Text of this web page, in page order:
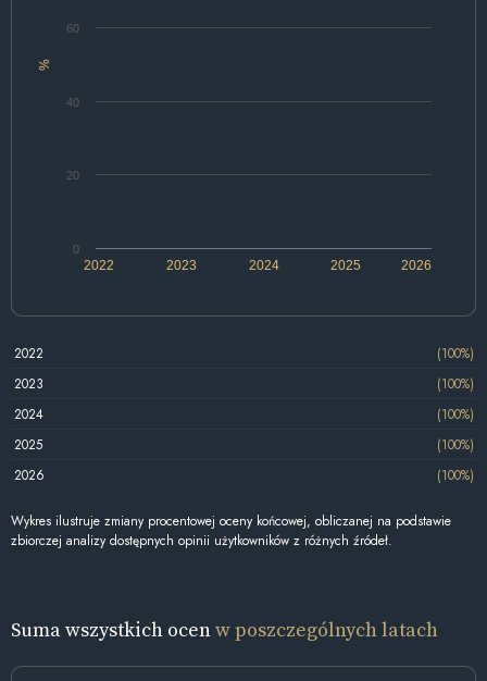
%
2022 2024 2026
2023 2025
0
20
40
60
2022
(100%)
2023
(100%)
2024
(100%)
2025
(100%)
2026
(100%)
Wykres ilustruje zmiany procentowej oceny końcowej, obliczanej na podstawie
zbiorczej analizy dostępnych opinii użytkowników z różnych źródeł.
Suma wszystkich ocenw poszczególnych latach